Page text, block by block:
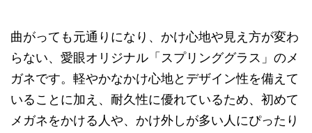
曲がっても元通りになり、かけ心地や見え方が変わ
らない、愛眼オリジナル「スプリンググラス」のメ
ガネです。軽やかなかけ心地とデザイン性を備えて
いることに加え、耐久性に優れているため、初めて
メガネをかける人や、かけ外しが多い人にぴったり